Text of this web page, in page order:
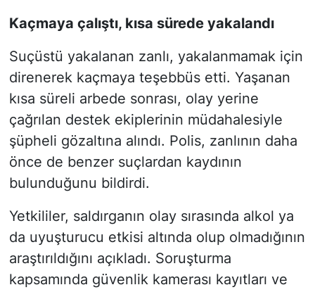
Kaçmaya çalıştı, kısa sürede yakalandı
Suçüstü yakalanan zanlı, yakalanmamak için
direnerek kaçmaya teşebbüs etti. Yaşanan
kısa süreli arbede sonrası, olay yerine
çağrılan destek ekiplerinin müdahalesiyle
şüpheli gözaltına alındı. Polis, zanlının daha
önce de benzer suçlardan kaydının
bulunduğunu bildirdi.
Yetkililer, saldırganın olay sırasında alkol ya
da uyuşturucu etkisi altında olup olmadığının
araştırıldığını açıkladı. Soruşturma
kapsamında güvenlik kamerası kayıtları ve